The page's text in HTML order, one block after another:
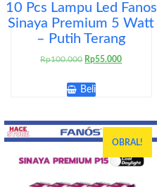
10 Pcs Lampu Led Fanos
Sinaya Premium 5 Watt
– Putih Terang
Rp100.000 Harga
adalah:
Rp100.000.
Rp55.000Harga
Beli
OBRAL!